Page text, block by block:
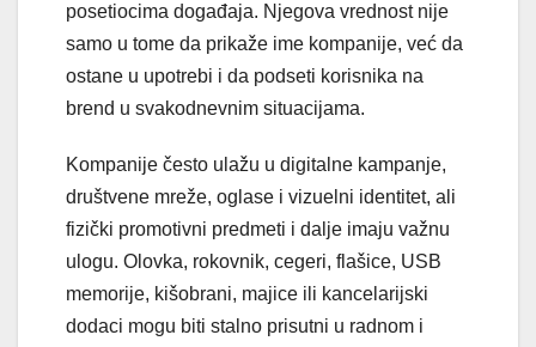
posetiocima događaja. Njegova vrednost nije
samo u tome da prikaže ime kompanije, već da
ostane u upotrebi i da podseti korisnika na
brend u svakodnevnim situacijama.
Kompanije često ulažu u digitalne kampanje,
društvene mreže, oglase i vizuelni identitet, ali
fizički promotivni predmeti i dalje imaju važnu
ulogu. Olovka, rokovnik, cegeri, flašice, USB
memorije, kišobrani, majice ili kancelarijski
dodaci mogu biti stalno prisutni u radnom i